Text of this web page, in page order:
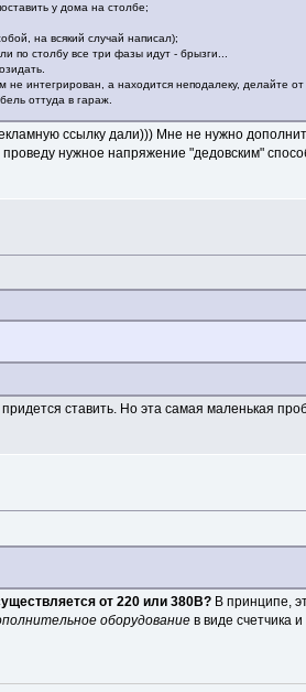
у дома на столбе;
на всякий случай написал);
по столбу все три фазы идут - брызги...
интегрирован, а находится неподалеку, делайте
оттуда в гараж.
ссылку дали))) Мне не нужно
нужное напряжение "дедовским"
ставить. Но эта самая маленькая
от 220 или 380В?В принципе,
оборудованиев виде счетчика